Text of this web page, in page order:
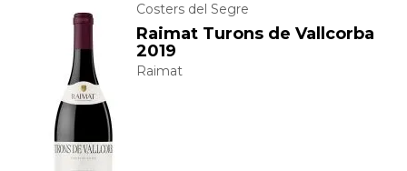
Costers del Segre
Raimat Turons de Vallcorba
2019
Raimat